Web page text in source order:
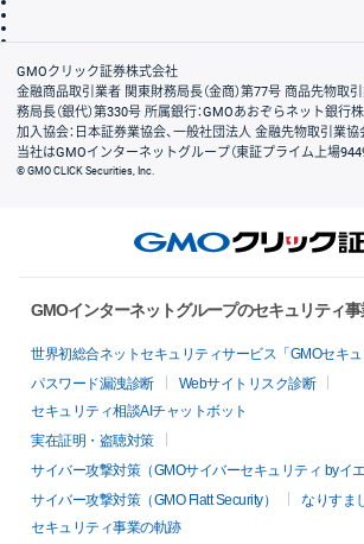
会社案内
GMOクリック証券株式会社
金融商品取引業者 関東財務局長（金商）第77号 商品先物取
務局長（銀代）第330号 所属銀行：GMOあおぞらネット銀行
加入協会：日本証券業協会、一般社団法人 金融先物取引業
当社はGMOインターネットグループ（東証プライム上場
© GMO CLICK Securities, Inc.
GMOインターネットグループのセキュリティ
世界初総合ネットセキュリティサービス「GMOセキュ
パスワード漏洩診断
Webサイトリスク診断
セキュリティ相談AIチャットボット
実在証明・盗聴対策
サイバー攻撃対策（GMOサイバーセキュリティ byイエ
サイバー攻撃対策（GMO Flatt Security）
なりすま
セキュリティ事業の軌跡